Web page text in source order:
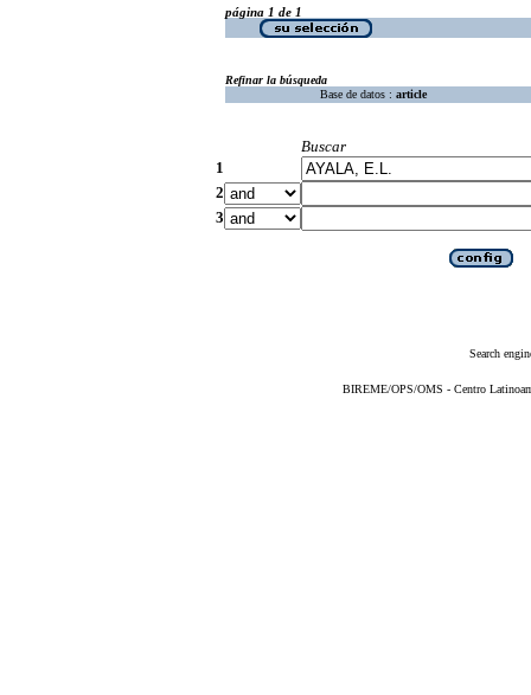
página 1 de 1
Refinar la búsqueda
Base de datos : article
Buscar
1
2
3
Search
BIREME/OPS/OMS - Centro